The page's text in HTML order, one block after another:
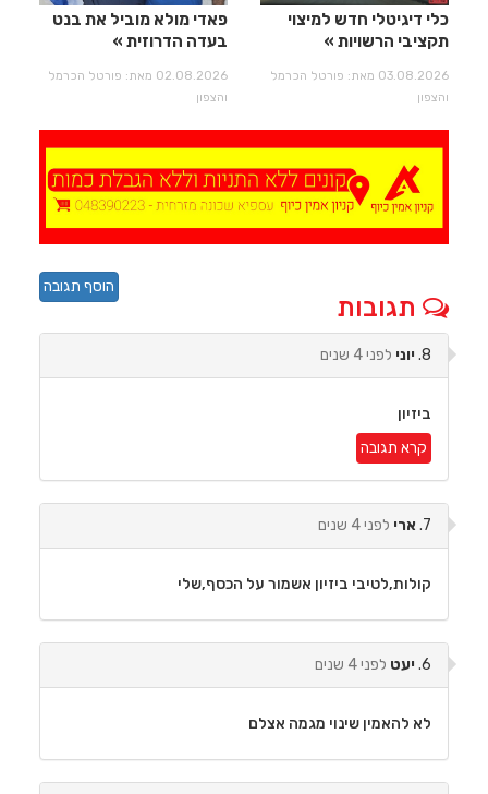
כלי דיגיטלי חדש למיצוי
תקציבי הרשויות
03.08.2026 מאת: פורטל הכרמל
והצפון
פאדי מולא מוביל את בנט
בעדה הדרוזית
02.08.2026 מאת: פורטל הכרמל
והצפון
תגובות
הוסף תגובה
יונילפני 4 שנים
ביזיון
קרא תגובה
ארילפני 4 שנים
קולות,לטיבי ביזיון אשמור על הכסף,שלי
יעט לפני 4 שנים
לא להאמין שינוי מגמה אצלם